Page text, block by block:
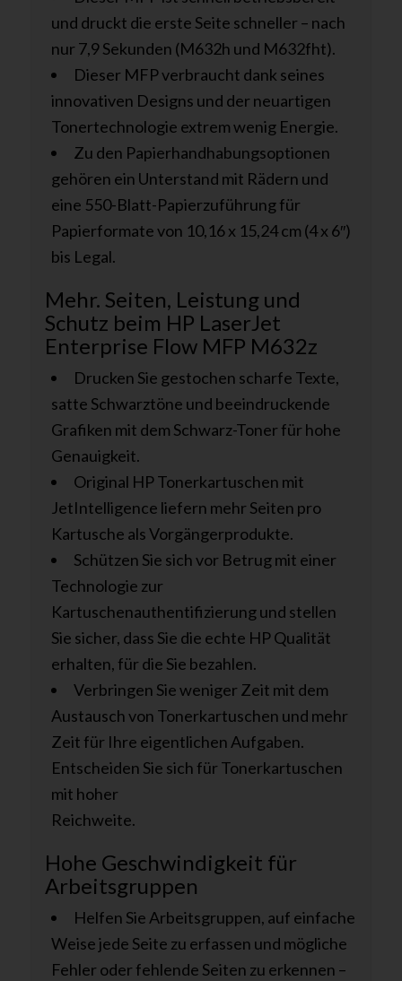
und druckt die erste Seite schneller – nach
nur 7,9 Sekunden (M632h und M632fht).
Dieser MFP verbraucht dank seines
innovativen Designs und der neuartigen
Tonertechnologie extrem wenig Energie.
Zu den Papierhandhabungsoptionen
gehören ein Unterstand mit Rädern und
eine 550-Blatt-Papierzuführung für
Papierformate von 10,16 x 15,24 cm (4 x 6″)
bis Legal.
Mehr. Seiten, Leistung und
Schutz beim HP LaserJet
Enterprise Flow MFP M632z
Drucken Sie gestochen scharfe Texte,
satte Schwarztöne und beeindruckende
Grafiken mit dem Schwarz-Toner für hohe
Genauigkeit.
Original HP Tonerkartuschen mit
JetIntelligence liefern mehr Seiten pro
Kartusche als Vorgängerprodukte.
Schützen Sie sich vor Betrug mit einer
Technologie zur
Kartuschenauthentifizierung und stellen
Sie sicher, dass Sie die echte HP Qualität
erhalten, für die Sie bezahlen.
Verbringen Sie weniger Zeit mit dem
Austausch von Tonerkartuschen und mehr
Zeit für Ihre eigentlichen Aufgaben.
Entscheiden Sie sich für Tonerkartuschen
mit hoher
Reichweite.
Hohe Geschwindigkeit für
Arbeitsgruppen
Helfen Sie Arbeitsgruppen, auf einfache
Weise jede Seite zu erfassen und mögliche
Fehler oder fehlende Seiten zu erkennen –